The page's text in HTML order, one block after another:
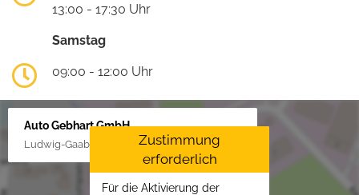
13:00 - 17:30 Uhr
Samstag
09:00 - 12:00 Uhr
Auto Gebhart GmbH
Ludwig-Gaab-Str. 4, 88427 Bad Schussenried
Zustimmung
erforderlich
Für die Aktivierung der